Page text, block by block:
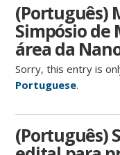
(Português)
Simpósio de
área da
Sorry, this entry is
Portuguese.
(Português)